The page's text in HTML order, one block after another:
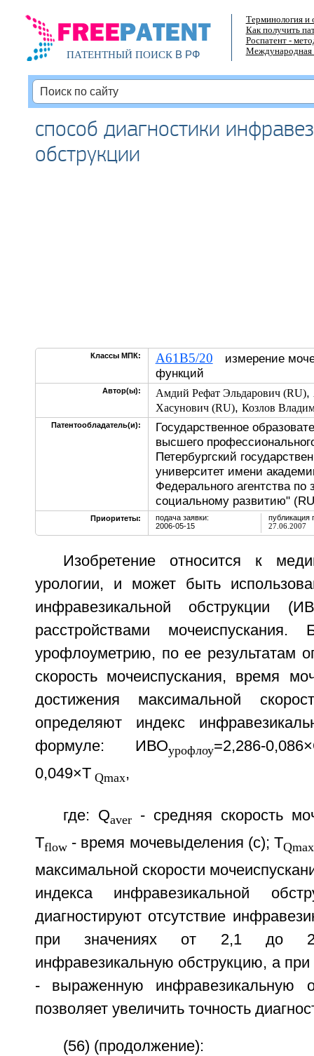
ПАТЕНТНЫЙ ПОИСКВ РФ
Терминология и
Как получить
Роспатент -
Международная
способ диагностики
обструкции
Классы МПК: A61B5/20 измерение
функций
Автор(ы): Амдий Рефат Эльдарович (RU),
Хасунович (RU), Козлов
Патентообладатель(и):
Государственное
высшего
Петербургский
университет имени
Федерального агентства
социальному развитию"
Приоритеты:
подача заявки:
2006-05-15
публикация
27.06.2007
Изобретение относится к
урологии, и может быть
инфравезикальной обструкции
расстройствами мочеиспускания.
урофлоуметрию, по ее результатам
скорость мочеиспускания, время
достижения максимальной
определяют индекс
формуле: ИВОурофлоу=2,286-
0,049×Т Qmax,
где: Qaver- средняя скорость
Tflow- время мочевыделения (с); ТQmax
максимальной скорости
индекса инфравезикальной
диагностируют отсутствие
при значениях от 2,1 до
инфравезикальную обструкцию, а
- выраженную инфравезикальную
позволяет увеличить точность
(56) (продолжение):